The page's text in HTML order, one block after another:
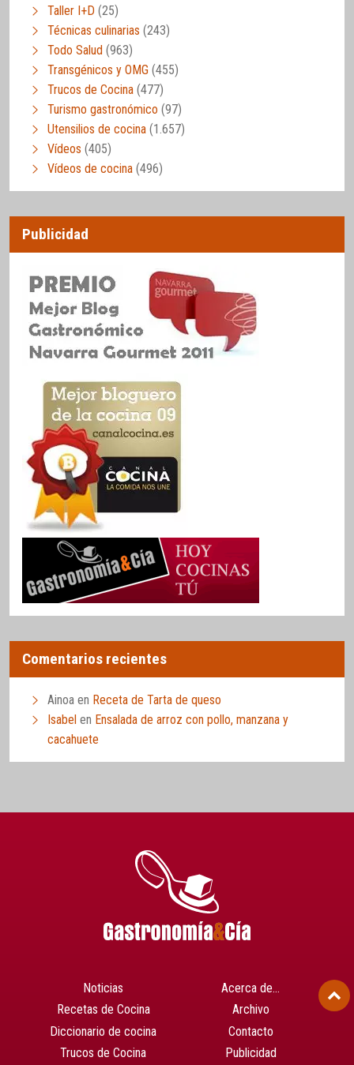
Taller I+D (25)
Técnicas culinarias (243)
Todo Salud (963)
Transgénicos y OMG (455)
Trucos de Cocina (477)
Turismo gastronómico (97)
Utensilios de cocina (1.657)
Vídeos (405)
Vídeos de cocina (496)
Publicidad
Comentarios recientes
Ainoa en Receta de Tarta de queso
Isabel en Ensalada de arroz con pollo, manzana y
cacahuete
Noticias
Recetas de Cocina
Diccionario de cocina
Trucos de Cocina
Acerca de…
Archivo
Contacto
Publicidad